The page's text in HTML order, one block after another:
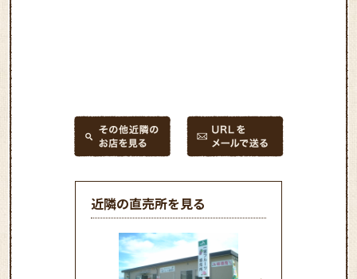
近隣の直売所を見る